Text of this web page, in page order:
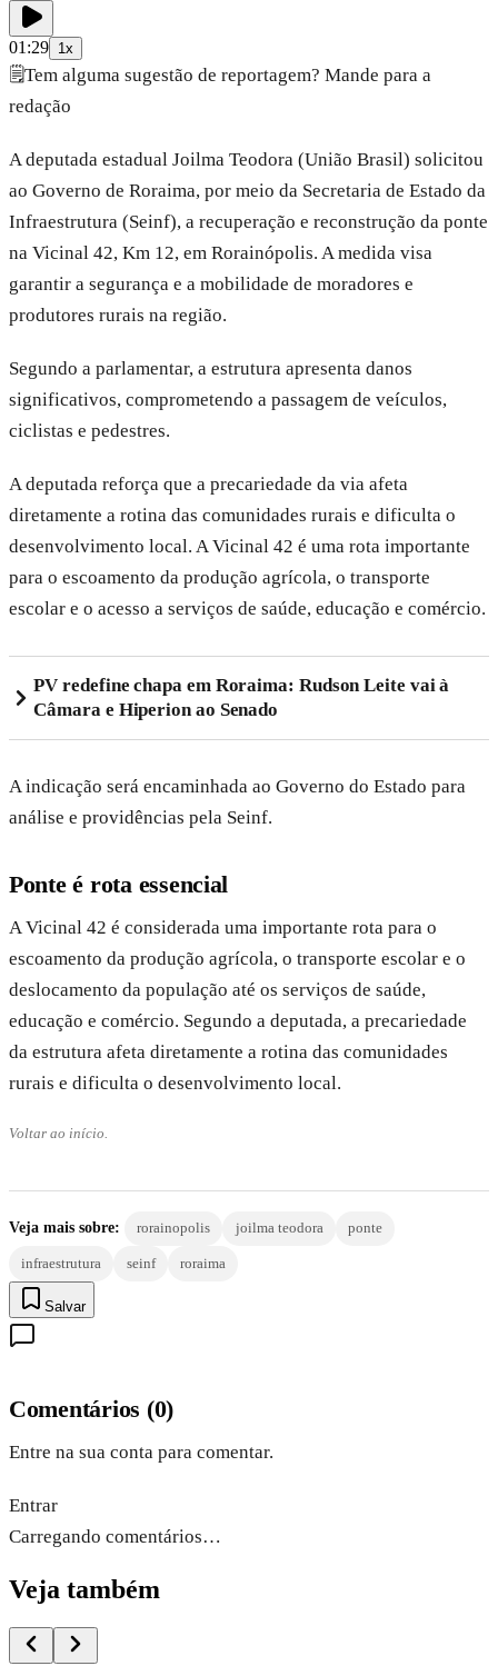
01:29 1x
🗒️Tem alguma sugestão de reportagem? Mande para a
redação
A deputada estadual Joilma Teodora (União Brasil) solicitou
ao Governo de Roraima, por meio da Secretaria de Estado da
Infraestrutura (Seinf), a recuperação e reconstrução da ponte
na Vicinal 42, Km 12, em Rorainópolis. A medida visa
garantir a segurança e a mobilidade de moradores e
produtores rurais na região.
Segundo a parlamentar, a estrutura apresenta danos
significativos, comprometendo a passagem de veículos,
ciclistas e pedestres.
A deputada reforça que a precariedade da via afeta
diretamente a rotina das comunidades rurais e dificulta o
desenvolvimento local. A Vicinal 42 é uma rota importante
para o escoamento da produção agrícola, o transporte
escolar e o acesso a serviços de saúde, educação e comércio.
PV redefine chapa em Roraima: Rudson Leite vai à
Câmara e Hiperion ao Senado
A indicação será encaminhada ao Governo do Estado para
análise e providências pela Seinf.
Ponte é rota essencial
A Vicinal 42 é considerada uma importante rota para o
escoamento da produção agrícola, o transporte escolar e o
deslocamento da população até os serviços de saúde,
educação e comércio. Segundo a deputada, a precariedade
da estrutura afeta diretamente a rotina das comunidades
rurais e dificulta o desenvolvimento local.
Voltar ao início.
Veja mais sobre: rorainopolis joilma teodora ponte
infraestrutura seinf roraima
Salvar
Comentários (0)
Entre na sua conta para comentar.
Entrar
Carregando comentários…
Veja também